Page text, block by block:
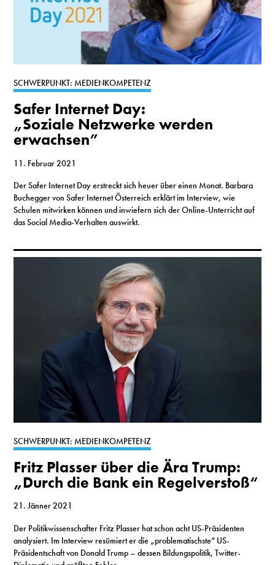
SCHWERPUNKT: MEDIENKOMPETENZ
Safer Internet Day:
„Soziale Netzwerke werden
erwachsen”
11. Februar 2021
Der Safer Internet Day erstreckt sich heuer über einen Monat. Barbara
Buchegger von Safer Internet Österreich erklärt im Interview, wie
Schulen mitwirken können und inwiefern sich der Online-Unterricht auf
das Social Media-Verhalten auswirkt.
SCHWERPUNKT: MEDIENKOMPETENZ
Fritz Plasser über die Ära Trump:
„Durch die Bank ein Regelverstoß“
21. Jänner 2021
Der Politikwissenschafter Fritz Plasser hat schon acht US-Präsidenten
analysiert. Im Interview resümiert er die „problematischste“ US-
Präsidentschaft von Donald Trump – dessen Bildungspolitik, Twitter-